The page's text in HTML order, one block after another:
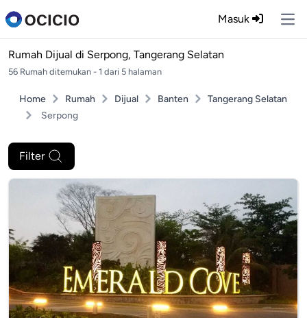
Masuk
Rumah Dijual di Serpong, Tangerang Selatan
56 Rumah ditemukan - 1 dari 5 halaman
Home Rumah Dijual Banten
Tangerang Selatan
Serpong
Filter